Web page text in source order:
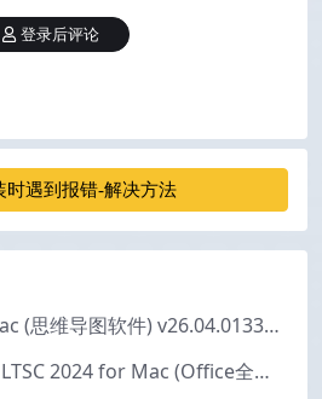
登录后评论
时遇到报错-解决方法
Xmind Pro for Mac (思维导图软件) v26.04.01337 永久激活版
Microsoft Office LTSC 2024 for Mac (Office全家桶) v16.111.2 中文激活版